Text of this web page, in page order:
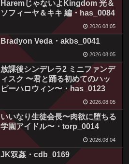
HaremじゃないよKingdom 光＆
ソフィーヤ＆キキ 編・has_0084
2026.08.05
Bradyon Veda・akbs_0041
2026.08.05
放課後シンデレラ2 ミニファンデ
ィスク 〜君と踊る初めてのハッ
ピーハロウィン〜・has_0123
2026.08.05
いいなり生徒会長〜肉欲に堕ちる
学園アイドル〜・torp_0014
2026.08.04
JK双姦・cdb_0169